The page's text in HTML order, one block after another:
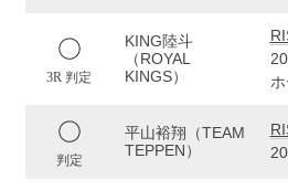
3R 判定
KING陸斗
（ROYAL
KINGS）
判定
平山裕翔（TEAM
TEPPEN）